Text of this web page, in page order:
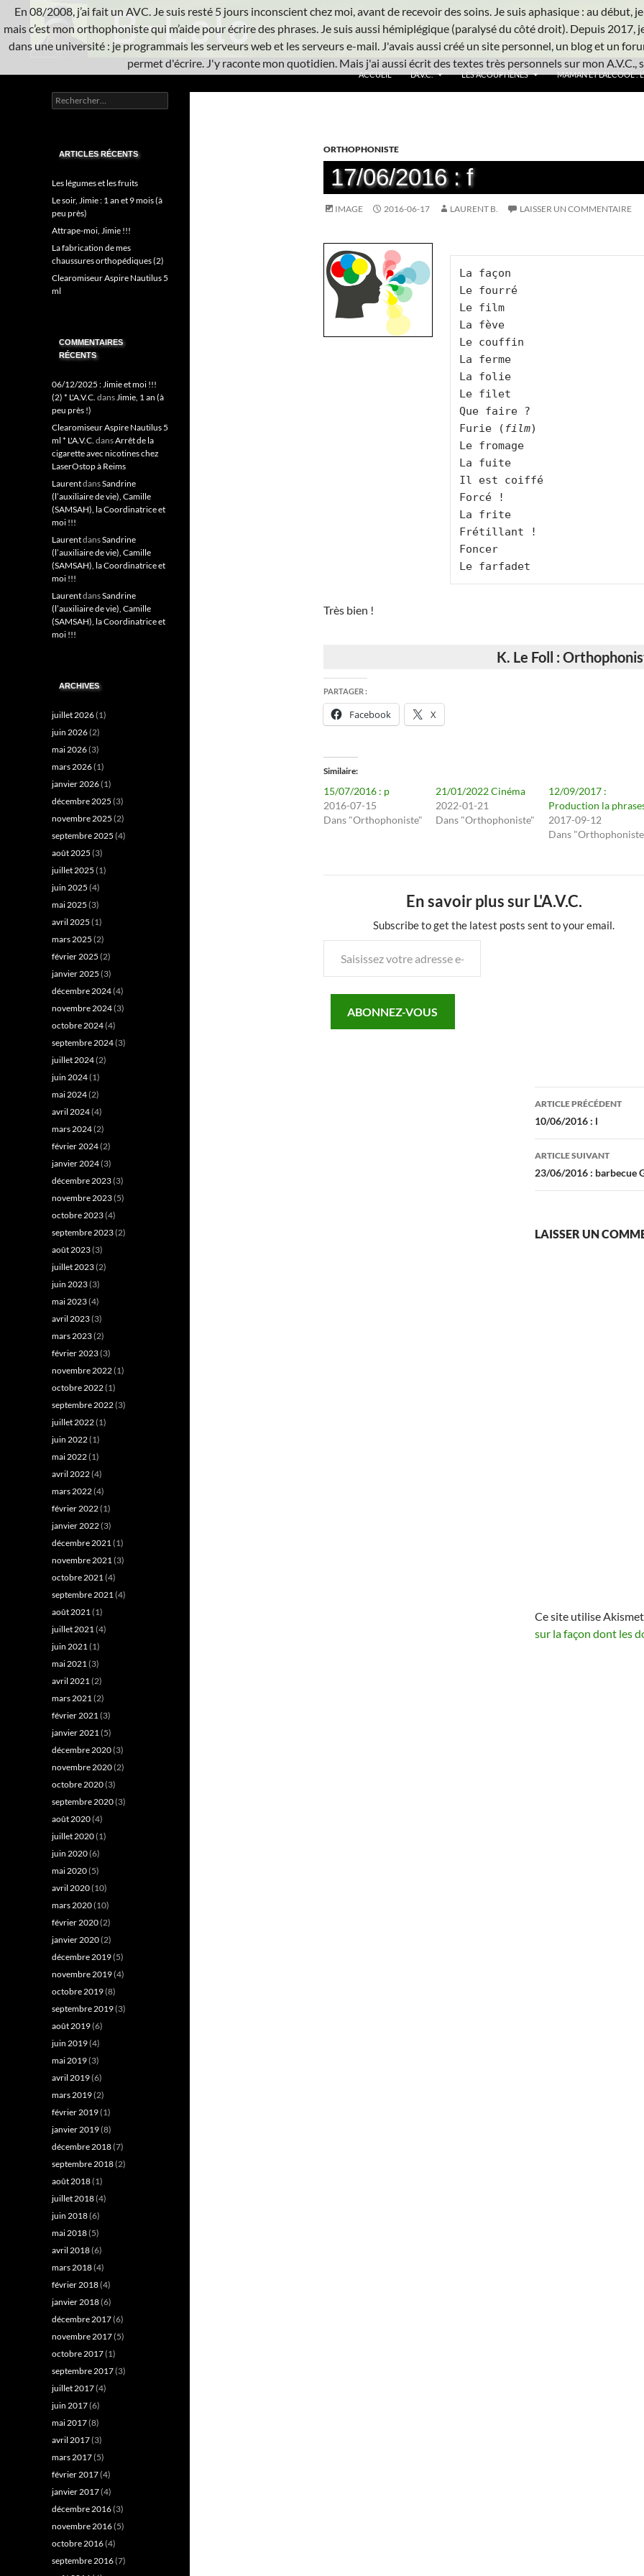
Aller
au
contenu
L'A.V.C. ACCUEIL L’A.V.C. LES ACOUPHÈNES MAMAN ET L’ALCOOL :
ORTHOPHONISTE
17/06/2016 : f
IMAGE 2016-06-17 LAURENT B. LAISSER UN COMMENTAIRE
La façon
Le fourré
Le film
La fève
Le couffin
La ferme
La folie
Le filet
Que faire ?
Furie ( film)
Le fromage
La fuite
Il est coiffé
Forcé !
La frite
Frétillant !
Foncer
Très bien !
K. Le Foll :
PARTAGER :
Facebook X
Similaire
15/07/2016 : p
2016-07-15
Dans "Orthophoniste"
21/01/2022 Cinéma
2022-01-21
Dans "Orthophoniste"
12/09/2017 :
Production la
2017-09-12
Dans
En savoir plus sur L'A.V.C.
Subscribe to get the latest posts sent to your email.
votre
mail…ABONNEZ-VOUS
Navigation
des
articles
ARTICLE PRÉCÉDENT
10/06/2016 : l
ARTICLE SUIVANT
23/06/2016 : barbecue
LAISSER UN
Ce site utilise
sur la façon dont les
Informatique système
Rechercher :
ARTICLES RÉCENTS
Les légumes et les fruits
Le soir, Jimie : 1 an et 9 mois (à
peu près)
Attrape-moi, Jimie !!!
La fabrication de mes
chaussures orthopédiques (2)
Clearomiseur Aspire Nautilus 5
ml
COMMENTAIRES
RÉCENTS
06/12/2025 : Jimie et moi !!!
(2) * L'A.V.C. dansJimie, 1 an (à
peu près !)
Clearomiseur Aspire Nautilus 5
ml * L'A.V.C. dansArrêt de la
cigarette avec nicotines chez
LaserOstop à Reims
LaurentdansSandrine
(l’auxiliaire de vie), Camille
(SAMSAH), la Coordinatrice et
moi !!!
LaurentdansSandrine
(l’auxiliaire de vie), Camille
(SAMSAH), la Coordinatrice et
moi !!!
LaurentdansSandrine
(l’auxiliaire de vie), Camille
(SAMSAH), la Coordinatrice et
moi !!!
ARCHIVES
juillet 2026(1)
juin 2026(2)
mai 2026(3)
mars 2026(1)
janvier 2026(1)
décembre 2025 (3)
novembre 2025 (2)
septembre 2025 (4)
août 2025 (3)
juillet 2025 (1)
juin 2025 (4)
mai 2025 (3)
avril 2025 (1)
mars 2025 (2)
février 2025 (2)
janvier 2025 (3)
décembre 2024(4)
novembre 2024(3)
octobre 2024(4)
septembre 2024(3)
juillet 2024(2)
juin 2024(1)
mai 2024(2)
avril 2024(4)
mars 2024(2)
février 2024(2)
janvier 2024(3)
décembre 2023(3)
novembre 2023(5)
octobre 2023(4)
septembre 2023(2)
août 2023(3)
juillet 2023(2)
juin 2023(3)
mai 2023(4)
avril 2023(3)
mars 2023(2)
février 2023(3)
novembre 2022(1)
octobre 2022(1)
septembre 2022(3)
juillet 2022(1)
juin 2022(1)
mai 2022(1)
avril 2022(4)
mars 2022(4)
février 2022(1)
janvier 2022(3)
décembre 2021(1)
novembre 2021(3)
octobre 2021(4)
septembre 2021(4)
août 2021(1)
juillet 2021(4)
juin 2021(1)
mai 2021(3)
avril 2021(2)
mars 2021(2)
février 2021(3)
janvier 2021(5)
décembre 2020(3)
novembre 2020(2)
octobre 2020(3)
septembre 2020(3)
août 2020(4)
juillet 2020(1)
juin 2020(6)
mai 2020(5)
avril 2020(10)
mars 2020(10)
février 2020(2)
janvier 2020(2)
décembre 2019(5)
novembre 2019(4)
octobre 2019(8)
septembre 2019(3)
août 2019(6)
juin 2019(4)
mai 2019(3)
avril 2019(6)
mars 2019(2)
février 2019(1)
janvier 2019(8)
décembre 2018(7)
septembre 2018(2)
août 2018(1)
juillet 2018(4)
juin 2018(6)
mai 2018(5)
avril 2018(6)
mars 2018(4)
février 2018(4)
janvier 2018(6)
décembre 2017(6)
novembre 2017(5)
octobre 2017(1)
septembre 2017(3)
juillet 2017(4)
juin 2017(6)
mai 2017(8)
avril 2017(3)
mars 2017(5)
février 2017(4)
janvier 2017(4)
décembre 2016(3)
novembre 2016(5)
octobre 2016(4)
septembre 2016(7)
En 08/2008, j’ai fait un AVC. Je suis resté 5 jours inconscient chez moi, avant de recevoir des soins. Je suis aphasique : au début,
mais c’est mon orthophoniste qui m’aide pour écrire des phrases. Je suis aussi hémiplégique (paralysé du côté droit). Depuis 2017,
dans une université : je programmais les serveurs web et les serveurs e-mail. J'avais aussi créé un site personnel, un blog et un
permet d'écrire. J'y raconte mon quotidien. Mais j'ai aussi écrit des textes très personnels sur mon A.V.C.,